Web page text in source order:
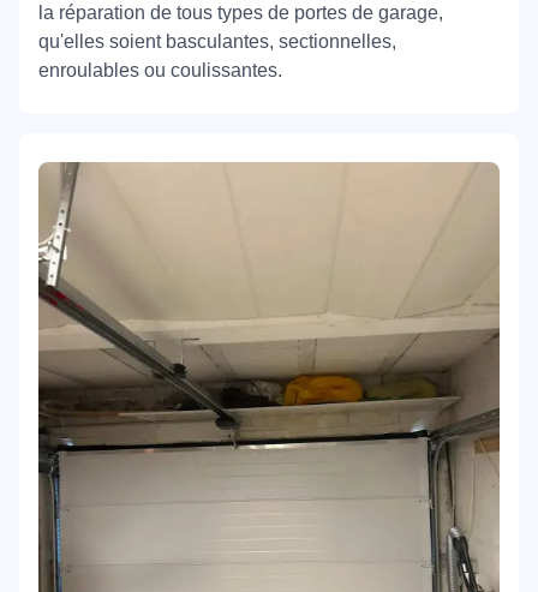
la réparation de tous types de portes de garage,
qu'elles soient basculantes, sectionnelles,
enroulables ou coulissantes.